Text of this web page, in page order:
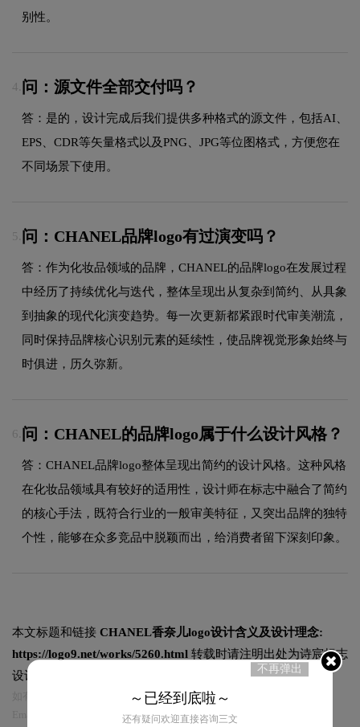
别性。
4. 问：源文件全部交付吗？
答：是的，设计完成后我们提供多种格式的源文件，包括AI、
EPS、CDR等矢量格式以及PNG、JPG等位图格式，方便您在
不同场景下使用。
5. 问：CHANEL品牌logo有过演变吗？
答：作为化妆品领域的品牌，CHANEL的品牌logo在发展过程
中经历了持续优化与迭代，整体呈现出从复杂到简约、从具象
到抽象的现代化演变趋势。每一次更新都紧跟时代审美潮流，
同时保持品牌核心识别元素的延续性，使品牌视觉形象始终与
时俱进，历久弥新。
6. 问：CHANEL的品牌logo属于什么设计风格？
答：CHANEL品牌logo整体呈现出简约的设计风格。这种风格
在化妆品领域具有较好的适用性，设计师在标志中融合了简约
的核心手法，既符合行业的一般审美特征，又突出品牌的独特
个性，能够在众多竞品中脱颖而出，给消费者留下深刻印象。
本文标题和链接 CHANEL香奈儿logo设计含义及设计理念:
https://logo9.net/works/5260.html 转载时请注明出处为诗宸标志
设计及本链接!
如有内容侵犯您的合法权益，请及时与我们联系
Email:75696531@qq.com，我们将第一时间安排删除。
不再弹出
～已经到底啦～
还有疑问欢迎直接咨询三文